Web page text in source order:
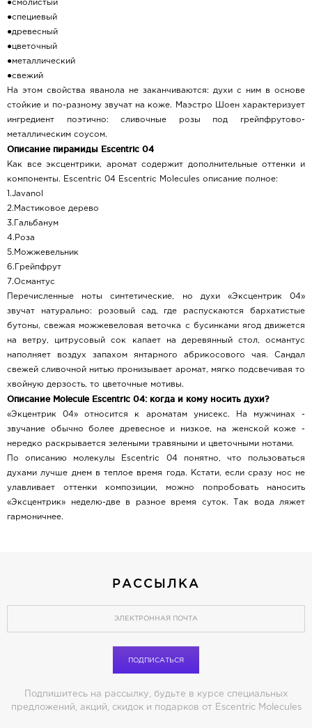
●смолистый
●специевый
●древесный
●цветочный
●металлический
●свежий
На этом свойства яванола не заканчиваются: духи с ним в основе
стойкие и по-разному звучат на коже. Маэстро Шоен характеризует
ингредиент поэтично: сливочные розы под грейпфрутово-
металлическим соусом.
Описание пирамиды Escentric 04
Как все эксцентрики, аромат содержит дополнительные оттенки и
компоненты. Escentric 04 Escentric Molecules описание полное:
1.Javanol
2.Мастиковое дерево
3.Гальбанум
4.Роза
5.Можжевельник
6.Грейпфрут
7.Османтус
Перечисленные ноты синтетические, но духи «Эксцентрик 04»
звучат натурально: розовый сад, где распускаются бархатистые
бутоны, свежая можжевеловая веточка с бусинками ягод движется
на ветру, цитрусовый сок капает на деревянный стол, османтус
наполняет воздух запахом янтарного абрикосового чая. Сандал
свежей сливочной нитью пронизывает аромат, мягко подсвечивая то
хвойную дерзость, то цветочные мотивы.
Описание Molecule Escentric 04: когда и кому носить духи?
«Экцентрик 04» относится к ароматам унисекс. На мужчинах -
звучание обычно более древесное и низкое, на женской коже -
нередко раскрывается зелеными травяными и цветочными нотами.
По описанию молекулы Escentric 04 понятно, что пользоваться
духами лучше днем в теплое время года. Кстати, если сразу нос не
улавливает оттенки композиции, можно попробовать наносить
«Эксцентрик» неделю-две в разное время суток. Так вода ляжет
гармоничнее.
РАССЫЛКА
ПОДПИСАТЬСЯ
Подпишитесь на рассылку, будьте в курсе специальных
предложений, акций, скидок и подарков от Escentric Molecules